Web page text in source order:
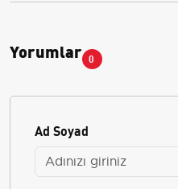
Yorumlar 0
Ad Soyad